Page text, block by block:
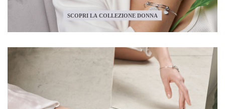
SCOPRI LA COLLEZIONE DONNA